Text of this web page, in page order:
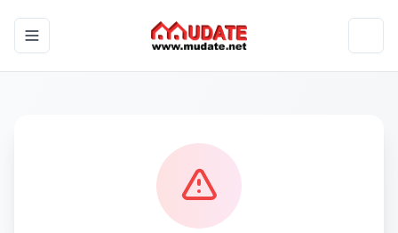
Toggle navigation menu